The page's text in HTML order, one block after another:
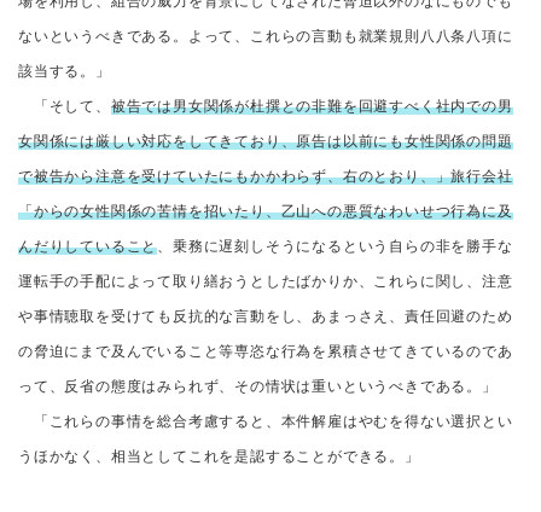
ないというべきである。よって、これらの言動も就業規則八八条八項に
該当する。」
「そして、 被告では男女関係が杜撰との非難を回避すべく社内での男
女関係には厳しい対応をしてきており、原告は以前にも女性関係の問題
で被告から注意を受けていたにもかかわらず、右のとおり、」旅行会社
「からの女性関係の苦情を招いたり、乙山への悪質なわいせつ行為に及
んだりしていること、乗務に遅刻しそうになるという自らの非を勝手な
運転手の手配によって取り繕おうとしたばかりか、これらに関し、注意
や事情聴取を受けても反抗的な言動をし、あまっさえ、責任回避のため
の脅迫にまで及んでいること等専恣な行為を累積させてきているのであ
って、反省の態度はみられず、その情状は重いというべきである。」
「これらの事情を総合考慮すると、本件解雇はやむを得ない選択とい
うほかなく、相当としてこれを是認することができる。」